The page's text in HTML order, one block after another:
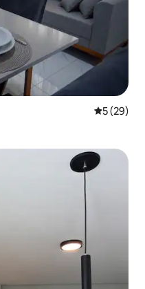
5 av 5 i
5 (29)